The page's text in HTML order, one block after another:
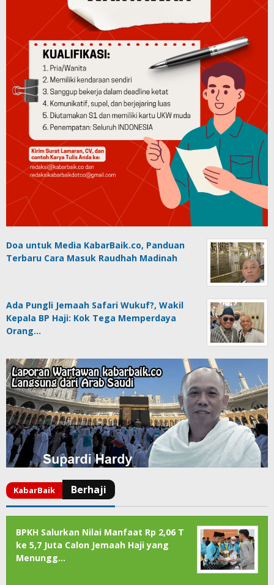
Doa untuk Media KabarBaik.co, Panduan
Terbaru Cara Masuk Raudhah Madinah
Ada Pungli Jemaah Safari Wukuf?, Wakil
Kepala BP Haji: Kok Tega Memperdaya
Orang…
BPKH Salurkan Nilai Manfaat Rp 2,06 T
ke 5,7 Juta Calon Jemaah Haji yang
Menungg…